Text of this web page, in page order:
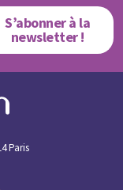
S’abonner à la
newsletter !
Paris